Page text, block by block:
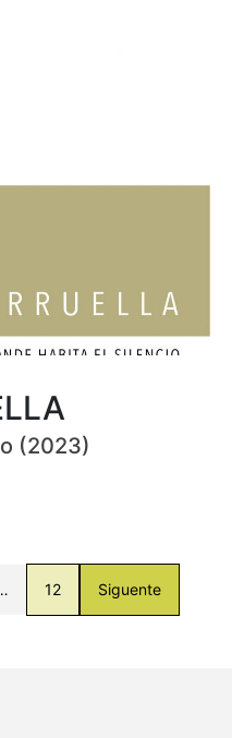
(2023)
12 Siguente